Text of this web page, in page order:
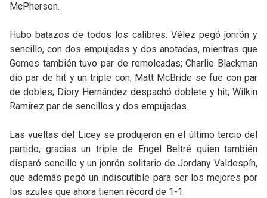
McPherson.
Hubo batazos de todos los calibres. Vélez pegó jonrón y
sencillo, con dos empujadas y dos anotadas, mientras que
Gomes también tuvo par de remolcadas; Charlie Blackman
dio par de hit y un triple con; Matt McBride se fue con par
de dobles; Diory Hernández despachó doblete y hit; Wilkin
Ramírez par de sencillos y dos empujadas.
Las vueltas del Licey se produjeron en el último tercio del
partido, gracias un triple de Engel Beltré quien también
disparó sencillo y un jonrón solitario de Jordany Valdespín,
que además pegó un indiscutible para ser los mejores por
los azules que ahora tienen récord de 1-1.